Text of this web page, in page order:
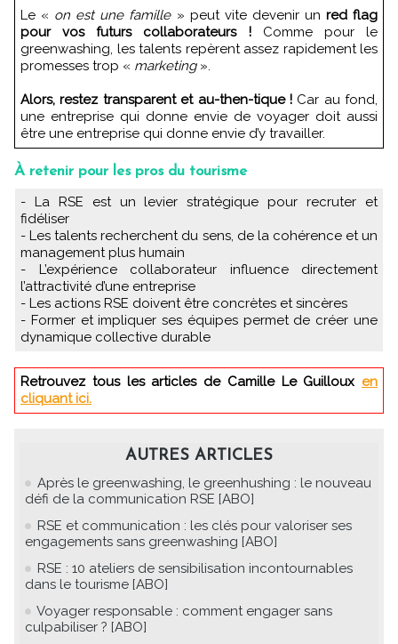
Le « on est une famille » peut vite devenir un red flag
pour vos futurs collaborateurs !Comme pour le
greenwashing, les talents repèrent assez rapidement les
promesses trop « marketing».
Alors, restez transparent et au-then-tique ! Car au fond,
une entreprise qui donne envie de voyager doit aussi
être une entreprise qui donne envie d’y travailler.
À retenir pour les pros du tourisme
- La RSE est un levier stratégique pour recruter et
fidéliser
- Les talents recherchent du sens, de la cohérence et un
management plus humain
- L’expérience collaborateur influence directement
l’attractivité d’une entreprise
- Les actions RSE doivent être concrètes et sincères
- Former et impliquer ses équipes permet de créer une
dynamique collective durable
Retrouvez tous les articles de Camille Le Guilloux en
cliquant ici.
AUTRES ARTICLES
Après le greenwashing, le greenhushing : le nouveau
défi de la communication RSE [ABO]
RSE et communication : les clés pour valoriser ses
engagements sans greenwashing [ABO]
RSE : 10 ateliers de sensibilisation incontournables
dans le tourisme [ABO]
Voyager responsable : comment engager sans
culpabiliser ? [ABO]